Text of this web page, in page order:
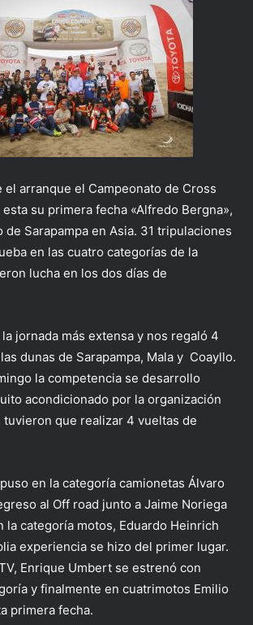
arranque el Campeonato de Cross
su primera fecha «Alfredo Bergna»,
Sarapampa en Asia. 31 tripulaciones
en las cuatro categorías de la
lucha en los dos días de
jornada más extensa y nos regaló 4
dunas de Sarapampa, Mala y Coayllo.
la competencia se desarrollo
acondicionado por la organización
que realizar 4 vueltas de
en la categoría camionetas Álvaro
al Off road junto a Jaime Noriega
la categoría motos, Eduardo Heinrich
experiencia se hizo del primer lugar.
Enrique Umbert se estrenó con
y finalmente en cuatrimotos Emilio
primera fecha.